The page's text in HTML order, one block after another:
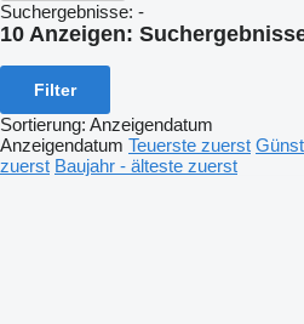
Suchergebnisse: -
10 Anzeigen:
Filter
Sortierung: Anzeigendatum
Anzeigendatum Teuerste zuerst
zuerst Baujahr - älteste zuerst